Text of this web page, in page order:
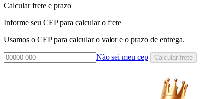
Calcular frete e prazo
Informe seu CEP para calcular o frete
Usamos o CEP para calcular o valor e o prazo de entrega.
Não sei meu cep Calcular frete